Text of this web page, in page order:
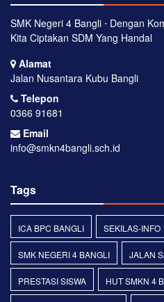
SMK Negeri 4 Bangli ⋅ Dengan
Kita Ciptakan SDM Yang Handal
Alamat
Jalan Nusantara Kubu Bangli
Telepon
0366 91681
Email
info@smkn4bangli.sch.id
Tags
ICA BPC BANGLI SEKILAS-INFO
SMK NEGERI 4 BANGLI JALAN
PRESTASI SISWA HUT SMKN 4